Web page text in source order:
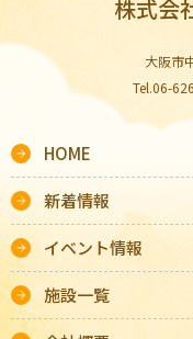
株式会
大阪市
Tel.06-
HOME
新着情報
イベント情報
施設一覧